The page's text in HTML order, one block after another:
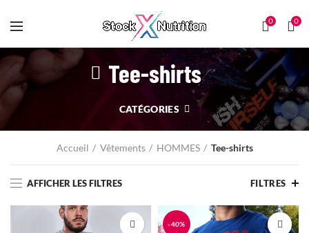
0 0
Tee-shirts
CATÉGORIES
Accueil Vêtements HOMMES Tee-shirts
AFFICHER LES FILTRES FILTRES
-40%